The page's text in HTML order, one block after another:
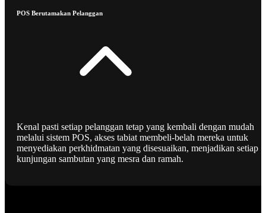
POS Berutamakan Pelanggan
Kenal pasti setiap pelanggan tetap yang kembali dengan mudah
melalui sistem POS, akses tabiat membeli-belah mereka untuk
menyediakan perkhidmatan yang disesuaikan, menjadikan setiap
kunjungan sambutan yang mesra dan ramah.